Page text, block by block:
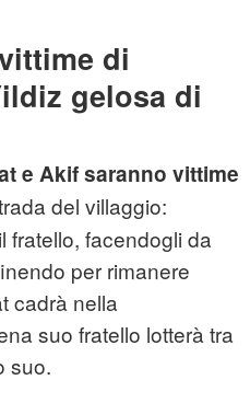
di
gelosa di
e Akif saranno vittime
del villaggio:
fratello, facendogli da
per rimanere
cadrà nella
suo fratello lotterà tra
suo.